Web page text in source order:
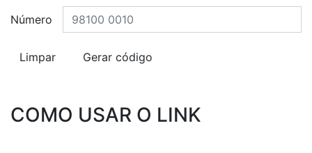
Número
COMO USAR O LINK